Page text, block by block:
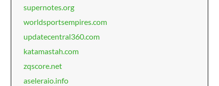
supernotes.org
worldsportsempires.com
updatecentral360.com
katamastah.com
zqscore.net
aseleraio.info